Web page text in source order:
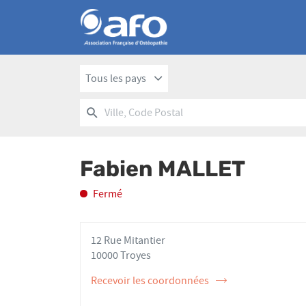
Tous les pays
Ville,RECHERCHER
UN
AFO
Fabien MALLET
Fermé
12 Rue Mitantier
10000 Troyes
Recevoir les coordonnées
de